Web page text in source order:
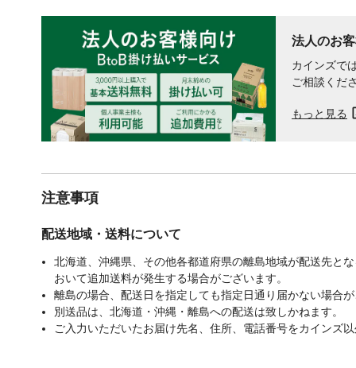
法人のお
カインズで
ご相談くだ
もっと見る
注意事項
配送地域・送料について
北海道、沖縄県、その他各都道府県の離島地域が配送先と
おいて追加送料が発生する場合がございます。
離島の場合、配送日を指定しても指定日通り届かない場合
別送品は、北海道・沖縄・離島への配送は致しかねます。
ご入力いただいたお届け先名、住所、電話番号をカインズ